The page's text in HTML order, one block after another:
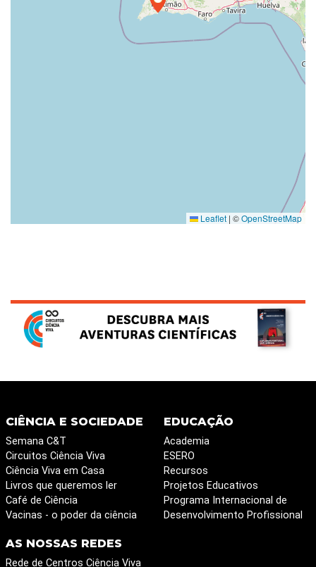
Leaflet | ©OpenStreetMap
CIÊNCIA E SOCIEDADE
Semana C&T
Circuitos Ciência Viva
Ciência Viva em Casa
Livros que queremos ler
Café de Ciência
Vacinas - o poder da ciência
EDUCAÇÃO
Academia
ESERO
Recursos
Projetos Educativos
Programa Internacional de
Desenvolvimento Profissional
AS NOSSAS REDES
Rede de Centros Ciência Viva